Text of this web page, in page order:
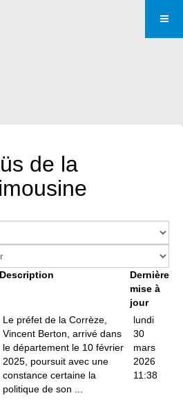
de la
Description
Dernière
mise à
jour
Le préfet de la Corrèze,
Vincent Berton, arrivé dans
le département le 10 février
2025, poursuit avec une
constance certaine la
politique de son ...
lundi
30
mars
2026
11:38